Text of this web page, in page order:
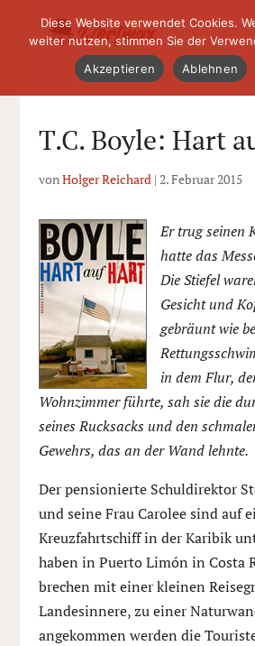
T.C. Boyle: Hart
vonHolger Reichard| 2. Februar 2015
Er trug seinen
hatte das
Die Stiefel
Gesicht und
gebräunt wie
in dem Flur,
Wohnzimmer führte, sah sie die
seines Rucksacks und den
Gewehrs, das an der Wand lehnte.
Der pensionierte Schuldirektor
und seine Frau Carolee sind auf
Kreuzfahrtschiff in der Karibik
haben in Puerto Limón in Costa
brechen mit einer kleinen
Landesinnere, zu einer
angekommen werden die
Diese Website verwendet Cookies.
weiter nutzen, stimmen Sie der
Akzeptieren
Ablehnen